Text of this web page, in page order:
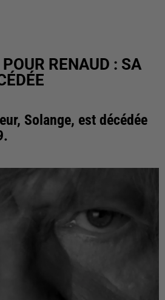
RENAUD : SA
Solange, est décédée